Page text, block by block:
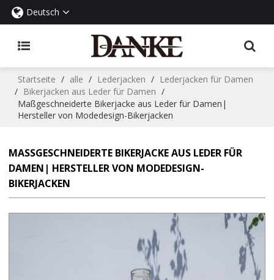
Deutsch
Startseite / alle / Lederjacken / Lederjacken für Damen
/ Bikerjacken aus Leder für Damen /
Maßgeschneiderte Bikerjacke aus Leder für Damen|
Hersteller von Modedesign-Bikerjacken
MASSGESCHNEIDERTE BIKERJACKE AUS LEDER FÜR D
AMEN| HERSTELLER VON MODEDESIGN-B
IKERJACKEN